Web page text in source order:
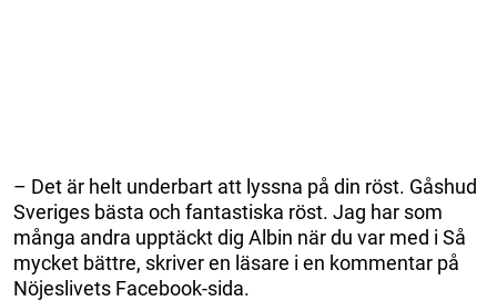
– Det är helt underbart att lyssna på din röst. Gåshud
Sveriges bästa och fantastiska röst. Jag har som
många andra upptäckt dig Albin när du var med i Så
mycket bättre, skriver en läsare i en kommentar på
Nöjeslivets Facebook-sida.